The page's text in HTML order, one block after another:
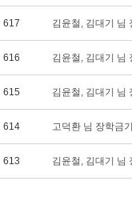
617 김윤철, 김대기 님
616 김윤철, 김대기 님
615 김윤철, 김대기 님
614 고덕환 님 장학금
613 김윤철, 김대기 님